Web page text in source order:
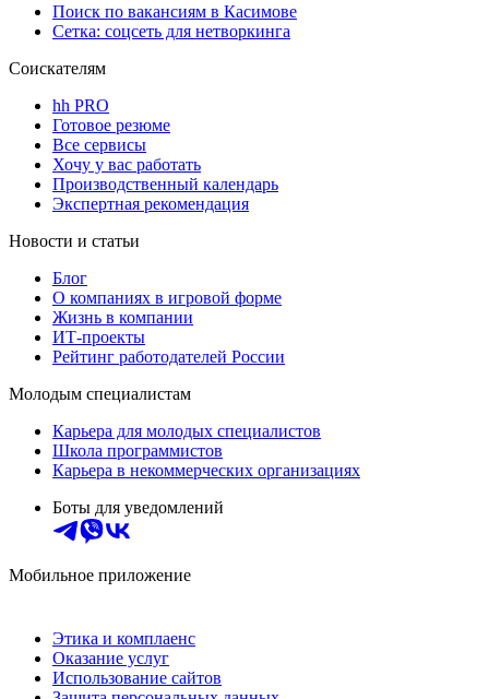
Поиск по вакансиям в Касимове
Сетка: соцсеть для нетворкинга
Соискателям
hh PRO
Готовое резюме
Все сервисы
Хочу у вас работать
Производственный календарь
Экспертная рекомендация
Новости и статьи
Блог
О компаниях в игровой форме
Жизнь в компании
ИТ-проекты
Рейтинг работодателей России
Молодым специалистам
Карьера для молодых специалистов
Школа программистов
Карьера в некоммерческих организациях
Боты для уведомлений
Мобильное приложение
Этика и комплаенс
Оказание услуг
Использование сайтов